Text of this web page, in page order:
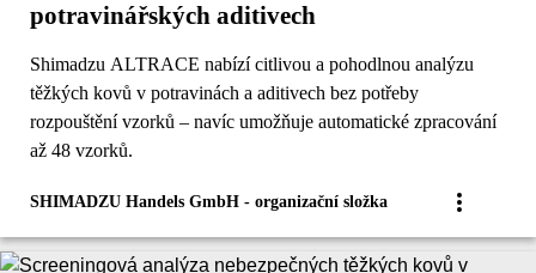
potravinářských aditivech
Shimadzu ALTRACE nabízí citlivou a pohodlnou analýzu
těžkých kovů v potravinách a aditivech bez potřeby
rozpouštění vzorků – navíc umožňuje automatické zpracování
až 48 vzorků.
SHIMADZU Handels GmbH - organizační složka